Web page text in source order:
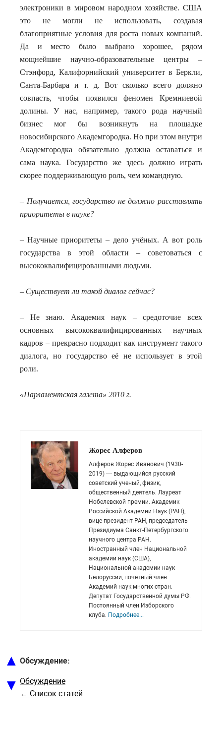
электроники в мировом народном хозяйстве. США
это не могли не использовать, создавая
благоприятные условия для роста новых компаний.
Да и место было выбрано хорошее, рядом
мощнейшие научно-образовательные центры –
Стэнфорд, Калифорнийский университет в Беркли,
Санта-Барбара и т. д. Вот сколько всего должно
совпасть, чтобы появился феномен Кремниевой
долины. У нас, например, такого рода научный
бизнес мог бы возникнуть на площадке
новосибирского Академгородка. Но при этом внутри
Академгородка обязательно должна оставаться и
сама наука. Государство же здесь должно играть
скорее поддерживающую роль, чем командную.
– Получается, государство не должно расставлять
приоритеты в науке?
– Научные приоритеты – дело учёных. А вот роль
государства в этой области – советоваться с
высококвалифицированными людьми.
– Существует ли такой диалог сейчас?
– Не знаю. Академия наук – средоточие всех
основных высококвалифицированных научных
кадров – прекрасно подходит как инструмент такого
диалога, но государство её не использует в этой
роли.
«Парламентская газета» 2010 г.
Жорес Алферов
Алферов Жорес Иванович (1930-
2019) — выдающийся русский
советский ученый, физик,
общественный деятель. Лауреат
Нобелевской премии. Академик
Российской Академии Наук (РАН),
вице-президент РАН, председатель
Президиума Санкт-Петербургского
научного центра РАН.
Иностранный член Национальной
академии наук (США),
Национальной академии наук
Белоруссии, почётный член
Академий наук многих стран.
Депутат Государственной думы РФ.
Постоянный член Изборского
клуба. Подробнее...
Обсуждение:
Обсуждение
← Список статей
▲
▼